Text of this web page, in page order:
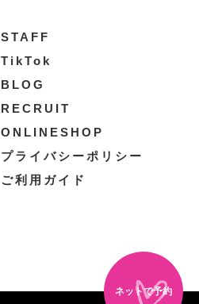
ネットで予約
STAFF
TikTok
BLOG
RECRUIT
ONLINESHOP
プライバシーポリシー
ご利用ガイド